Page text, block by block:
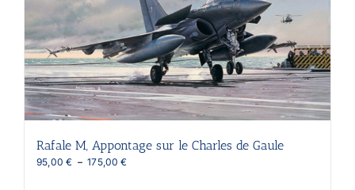
peuvent
être
choisies
sur
la
page
du
produit
Rafale M, Appontage sur le Charles de Gaule
95,00€ – 175,00€Plage